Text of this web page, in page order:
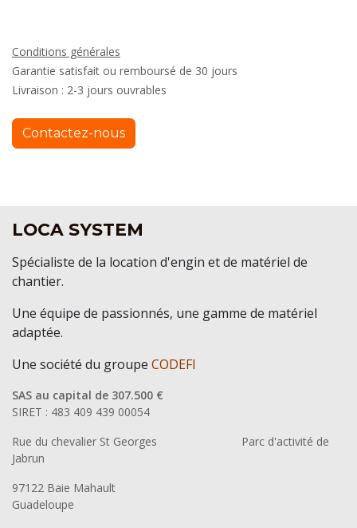
Conditions générales
Garantie satisfait ou remboursé de 30 jours
Livraison : 2-3 jours ouvrables
Contactez-nous
LOCA SYSTEM
Spécialiste de la location d'engin et de matériel de
chantier.
Une équipe de passionnés, une gamme de matériel
adaptée.
Une société du groupe CODEFI
SAS au capital de 307.500 €
SIRET : 483 409 439 00054
Rue du chevalier St Georges
​Parc d'activité de
Jabrun
97122 Baie Mahault
Guadeloupe